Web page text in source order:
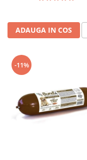
ADAUGA IN COS
-11%